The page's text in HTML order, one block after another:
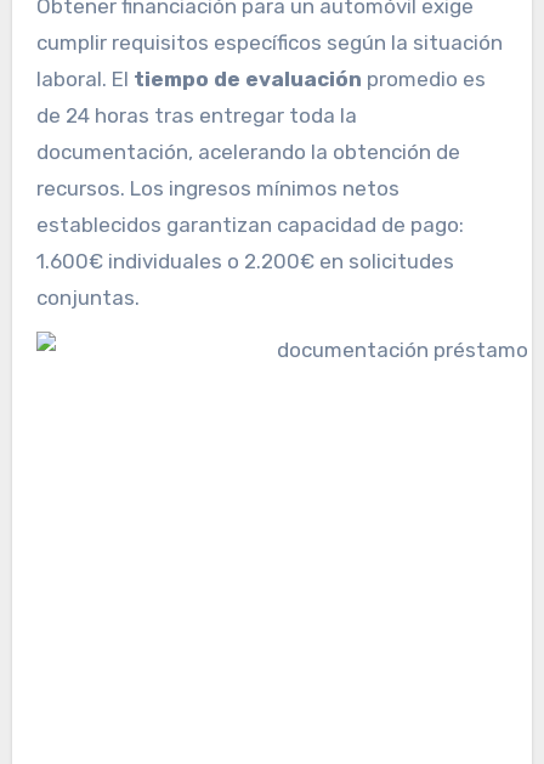
Obtener financiación para un automóvil exige
cumplir requisitos específicos según la situación
laboral. El tiempo de evaluación promedio es
de 24 horas tras entregar toda la
documentación, acelerando la obtención de
recursos. Los ingresos mínimos netos
establecidos garantizan capacidad de pago:
1.600€ individuales o 2.200€ en solicitudes
conjuntas.